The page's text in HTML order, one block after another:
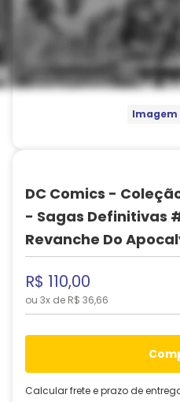
DC Comics -
- Sagas Definitivas
Revanche Do
R$ 110,00
ou 3x de R$ 36,66
Calcular frete e prazo de